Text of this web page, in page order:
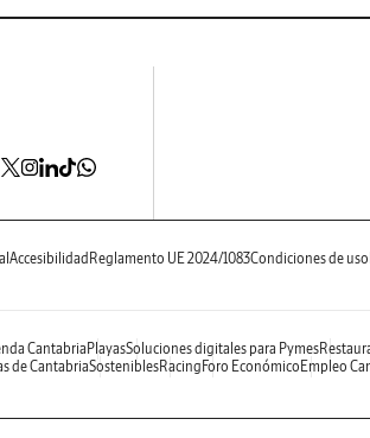
Accesibilidad Reglamento UE 2024/1083Condiciones de uso
CantabriaPlayasSoluciones digitales para Pymes
de CantabriaSosteniblesRacing Foro Económico Empleo